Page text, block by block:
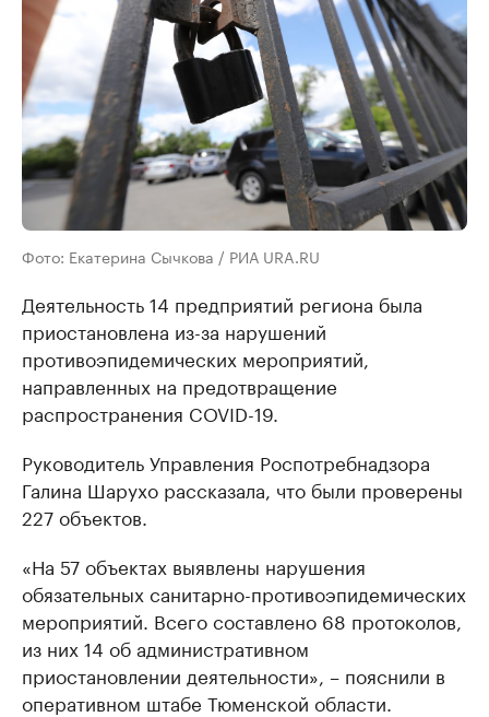
Фото: Екатерина Сычкова / РИА URA.RU
Деятельность 14 предприятий региона была
приостановлена из-за нарушений
противоэпидемических мероприятий,
направленных на предотвращение
распространения COVID-19.
Руководитель Управления Роспотребнадзора
Галина Шарухо рассказала, что были проверены
227 объектов.
«На 57 объектах выявлены нарушения
обязательных санитарно-противоэпидемических
мероприятий. Всего составлено 68 протоколов,
из них 14 об административном
приостановлении деятельности», – пояснили в
оперативном штабе Тюменской области.